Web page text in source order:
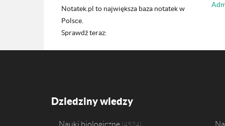
Notatek.pl to największa baza notatek w
Polsce.
Sprawdź teraz:
Dziedziny wiedzy
Nauki biologiczne